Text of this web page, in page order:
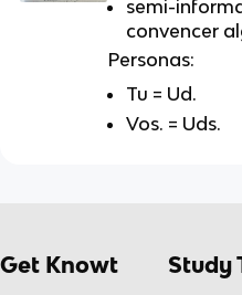
semi-
convencer
Personas:
Tu = Ud.
Vos. = Uds.
Get Knowt Study